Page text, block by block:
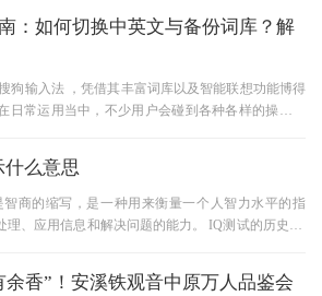
：如何切换中英文与备份词库？解
狗输入法 ，凭借其丰富词库以及智能联想功能博得
日常运用当中，不少用户会碰到各种各样的操作方
么意思
智商的缩写，是一种用来衡量一个人智力水平的指
理、应用信息和解决问题的能力。 IQ测试的历史 智
香”！安溪铁观音中原万人品鉴会